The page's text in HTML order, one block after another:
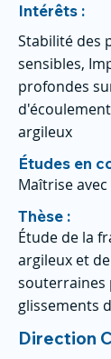
Intérêts :
Stabilité des
sensibles,
profondes
argileux
Études en
Maîtrise
Thèse :
Étude de la
argileux et
souterraines
glissements
Direction